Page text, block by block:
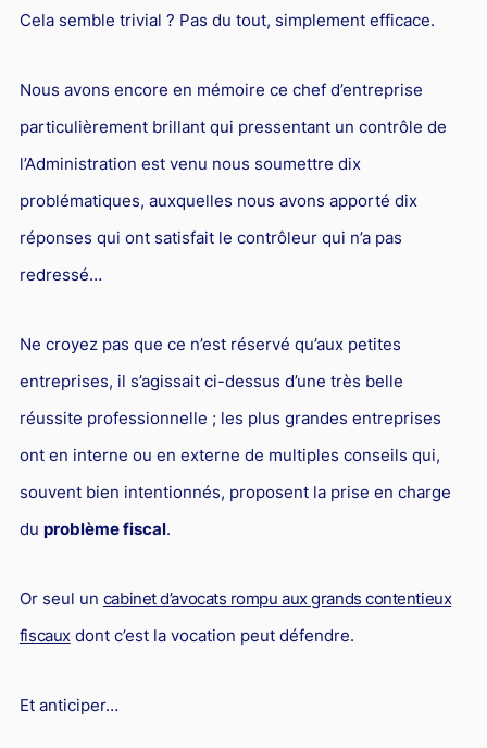
Cela semble trivial ? Pas du tout, simplement efficace.
Nous avons encore en mémoire ce chef d’entreprise
particulièrement brillant qui pressentant un contrôle de
l’Administration est venu nous soumettre dix
problématiques, auxquelles nous avons apporté dix
réponses qui ont satisfait le contrôleur qui n’a pas
redressé…
Ne croyez pas que ce n’est réservé qu’aux petites
entreprises, il s’agissait ci-dessus d’une très belle
réussite professionnelle ; les plus grandes entreprises
ont en interne ou en externe de multiples conseils qui,
souvent bien intentionnés, proposent la prise en charge
du problème fiscal.
Or seul un cabinet d’avocats rompu aux grands contentieux
fiscaux dont c’est la vocation peut défendre.
Et anticiper…